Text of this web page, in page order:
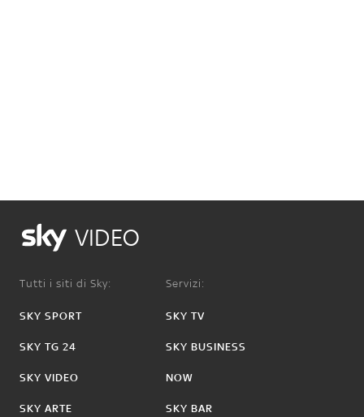
VIDEO
Tutti i siti di Sky:
SKY SPORT
SKY TG 24
SKY VIDEO
SKY ARTE
Servizi:
SKY TV
SKY BUSINESS
NOW
SKY BAR